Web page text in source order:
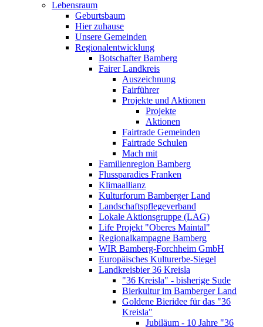
Lebensraum
Geburtsbaum
Hier zuhause
Unsere Gemeinden
Regionalentwicklung
Botschafter Bamberg
Fairer Landkreis
Auszeichnung
Fairführer
Projekte und Aktionen
Projekte
Aktionen
Fairtrade Gemeinden
Fairtrade Schulen
Mach mit
Familienregion Bamberg
Flussparadies Franken
Klimaallianz
Kulturforum Bamberger Land
Landschaftspflegeverband
Lokale Aktionsgruppe (LAG)
Life Projekt "Oberes Maintal"
Regionalkampagne Bamberg
WIR Bamberg-Forchheim GmbH
Europäisches Kulturerbe-Siegel
Landkreisbier 36 Kreisla
"36 Kreisla" - bisherige Sude
Bierkultur im Bamberger Land
Goldene Bieridee für das "36
Kreisla"
Jubiläum - 10 Jahre "36